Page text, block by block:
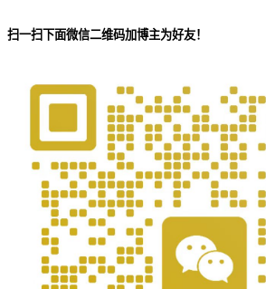
扫一扫下面微信二维码加博主为好友！